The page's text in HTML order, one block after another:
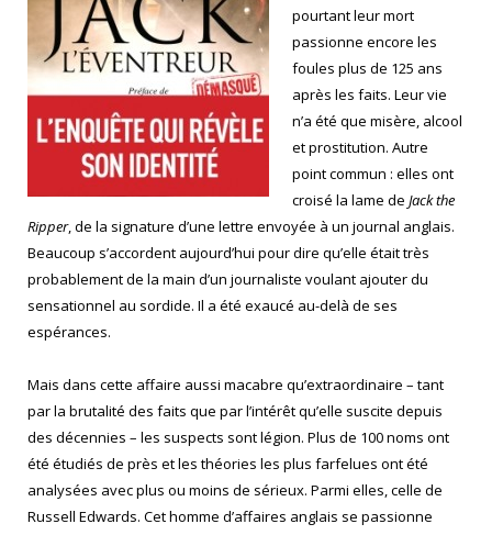
pourtant leur mort
passionne encore les
foules plus de 125 ans
après les faits. Leur vie
n’a été que misère, alcool
et prostitution. Autre
point commun : elles ont
croisé la lame de Jack the
Ripper, de la signature d’une lettre envoyée à un journal anglais.
Beaucoup s’accordent aujourd’hui pour dire qu’elle était très
probablement de la main d’un journaliste voulant ajouter du
sensationnel au sordide. Il a été exaucé au-delà de ses
espérances.
Mais dans cette affaire aussi macabre qu’extraordinaire – tant
par la brutalité des faits que par l’intérêt qu’elle suscite depuis
des décennies – les suspects sont légion. Plus de 100 noms ont
été étudiés de près et les théories les plus farfelues ont été
analysées avec plus ou moins de sérieux. Parmi elles, celle de
Russell Edwards. Cet homme d’affaires anglais se passionne